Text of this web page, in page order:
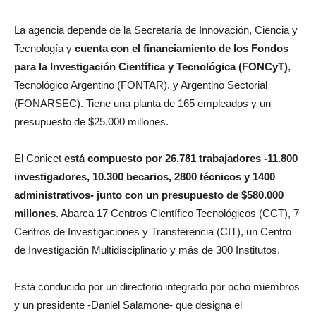
La agencia depende de la Secretaría de Innovación, Ciencia y
Tecnología y cuenta con el financiamiento de los Fondos
para la Investigación Científica y Tecnológica (FONCyT),
Tecnológico Argentino (FONTAR), y Argentino Sectorial
(FONARSEC). Tiene una planta de 165 empleados y un
presupuesto de $25.000 millones.
El Conicet está compuesto por 26.781 trabajadores -11.800
investigadores, 10.300 becarios, 2800 técnicos y 1400
administrativos- junto con un presupuesto de $580.000
millones. Abarca 17 Centros Científico Tecnológicos (CCT), 7
Centros de Investigaciones y Transferencia (CIT), un Centro
de Investigación Multidisciplinario y más de 300 Institutos.
Está conducido por un directorio integrado por ocho miembros
y un presidente -Daniel Salamone- que designa el